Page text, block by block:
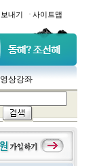
내기 · 사이트맵
상강좌